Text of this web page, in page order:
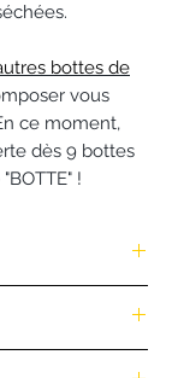
bottes de
vous
ce moment,
dès 9 bottes
!
Web non